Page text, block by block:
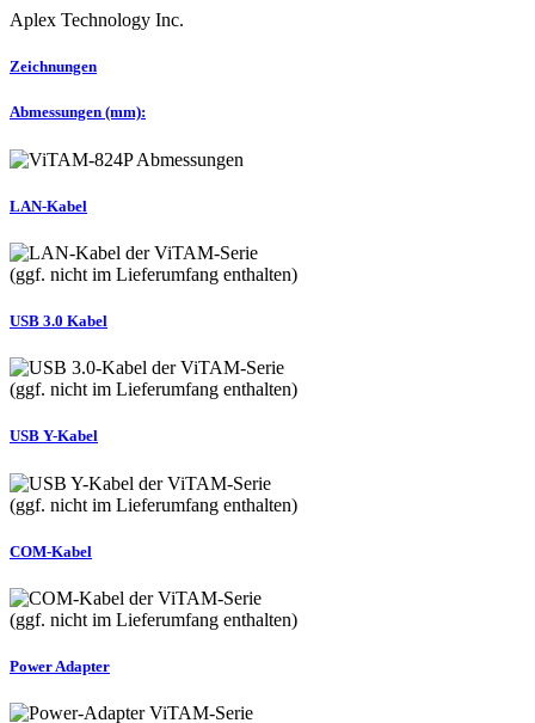
Aplex Technology Inc.
Zeichnungen
Abmessungen (mm):
LAN-Kabel
(ggf. nicht im Lieferumfang enthalten)
USB 3.0 Kabel
(ggf. nicht im Lieferumfang enthalten)
USB Y-Kabel
(ggf. nicht im Lieferumfang enthalten)
COM-Kabel
(ggf. nicht im Lieferumfang enthalten)
Power Adapter